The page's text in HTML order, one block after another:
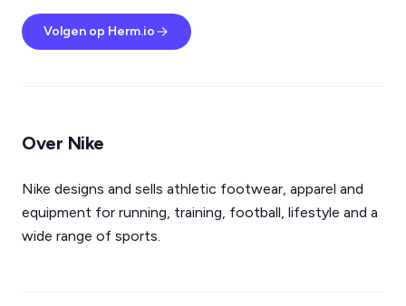
Volgen op Herm.io
Over Nike
Nike designs and sells athletic footwear, apparel and
equipment for running, training, football, lifestyle and a
wide range of sports.